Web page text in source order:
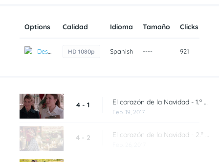
Options Calidad Idioma Tamaño Clicks
Descarga HD 1080p Spanish ---- 921
4 - 1 El corazón de la Navidad - 1.ª parte
Feb. 19, 2017
4 - 2 El corazón de la Navidad - 2.ª parte